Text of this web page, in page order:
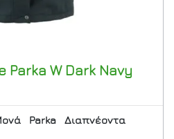
Parka WDark Navy
Parka
Διαπνέοντα